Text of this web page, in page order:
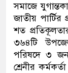
সমাজে
জাতীয় পার্টির
শত
৩৬৪টি
পরিষদে ৩
শ্রেনীর